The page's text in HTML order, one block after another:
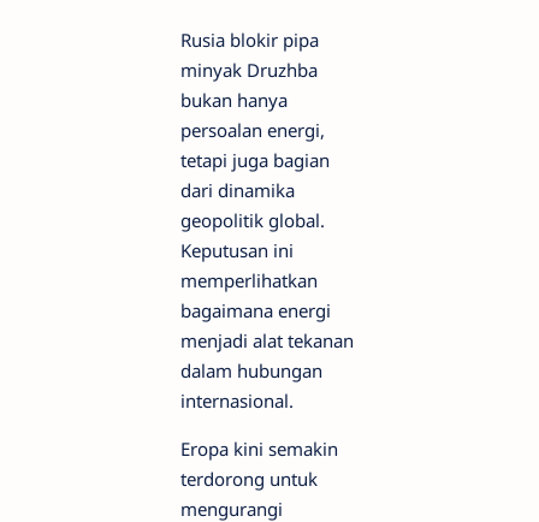
Rusia blokir pipa
minyak Druzhba
bukan hanya
persoalan energi,
tetapi juga bagian
dari dinamika
geopolitik global.
Keputusan ini
memperlihatkan
bagaimana energi
menjadi alat tekanan
dalam hubungan
internasional.
Eropa kini semakin
terdorong untuk
mengurangi